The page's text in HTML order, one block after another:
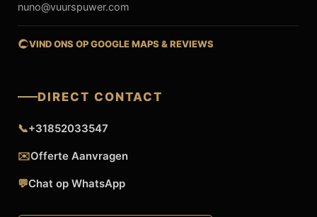
nuno@vuurspuwer.com
VIND ONS OP GOOGLE MAPS & REVIEWS
DIRECT CONTACT
📞+31852033547
✉️Offerte Aanvragen
💬Chat op WhatsApp